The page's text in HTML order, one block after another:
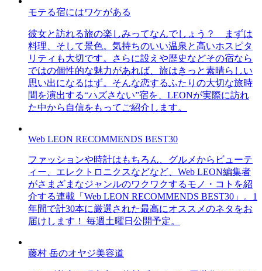
モテる宿にはワケがある
彼女と訪れる旅の楽しみってなんでしょう？ まずは
料理、そして景色。気持ちのいい温泉と高いホスピタ
リティも大切です。さらに設えや歴史などその宿なら
ではの個性的な魅力があれば、旅はきっと素晴らしい
思い出になるはず。そんな恋するふたりの大切な旅時
間を演出する“ハズさない”宿を、LEONが実際に訪れ
た中から自信をもってご紹介します。
Web LEON RECOMMENDS BEST30
ファッションや時計はもちろん、グルメからビューテ
ィー、エレクトロニクスなどなど、Web LEON編集者
がさまざまなジャンルのワクワクするモノ・コトを紹
介する連載「Web LEON RECOMMENDS BEST30」。1
年間で計30本に厳選された最高にオススメのネタをお
届けします！ 毎週土曜日公開予定。
藤村 岳のオヤジ美容道